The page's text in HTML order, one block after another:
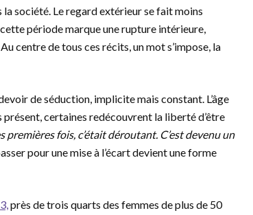
société. Le regard extérieur se fait moins
période marque une rupture intérieure,
centre de tous ces récits, un mot s’impose, la
de séduction, implicite mais constant. L’âge
certaines redécouvrent la liberté d’être
fois, c’était déroutant. C’est devenu un
pour une mise à l’écart devient une forme
près de trois quarts des femmes de plus de 50